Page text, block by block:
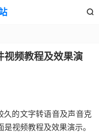

视频教程及效果演
久的文字转语音及声音克
视频教程及效果演示。